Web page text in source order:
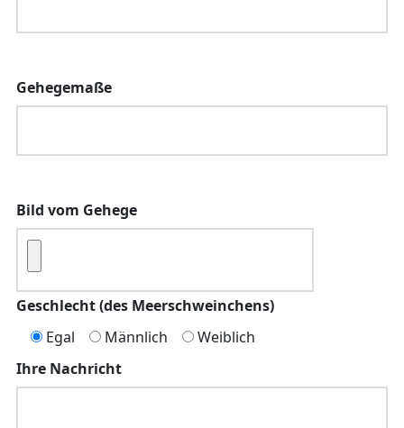
Gehegemaße
Bild vom Gehege
Geschlecht (des Meerschweinchens)
Egal
Männlich
Weiblich
Ihre Nachricht